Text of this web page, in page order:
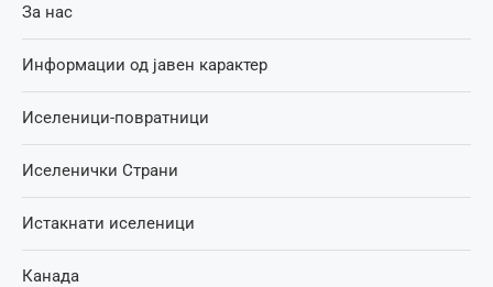
За нас
Информации од јавен карактер
Иселеници-повратници
Иселенички Страни
Истакнати иселеници
Канада